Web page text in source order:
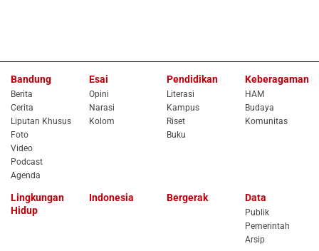
Bandung
Berita
Cerita
Liputan Khusus
Foto
Video
Podcast
Agenda
Esai
Opini
Narasi
Kolom
Pendidikan
Literasi
Kampus
Riset
Buku
Keberagaman
HAM
Budaya
Komunitas
Lingkungan
Hidup
Indonesia Bergerak Data
Publik
Pemerintah
Arsip